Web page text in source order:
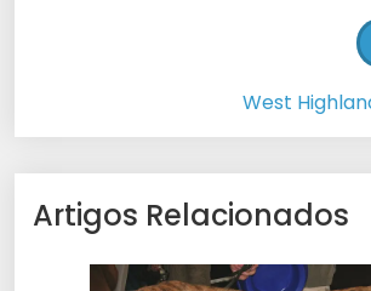
West
Artigos Relacionados